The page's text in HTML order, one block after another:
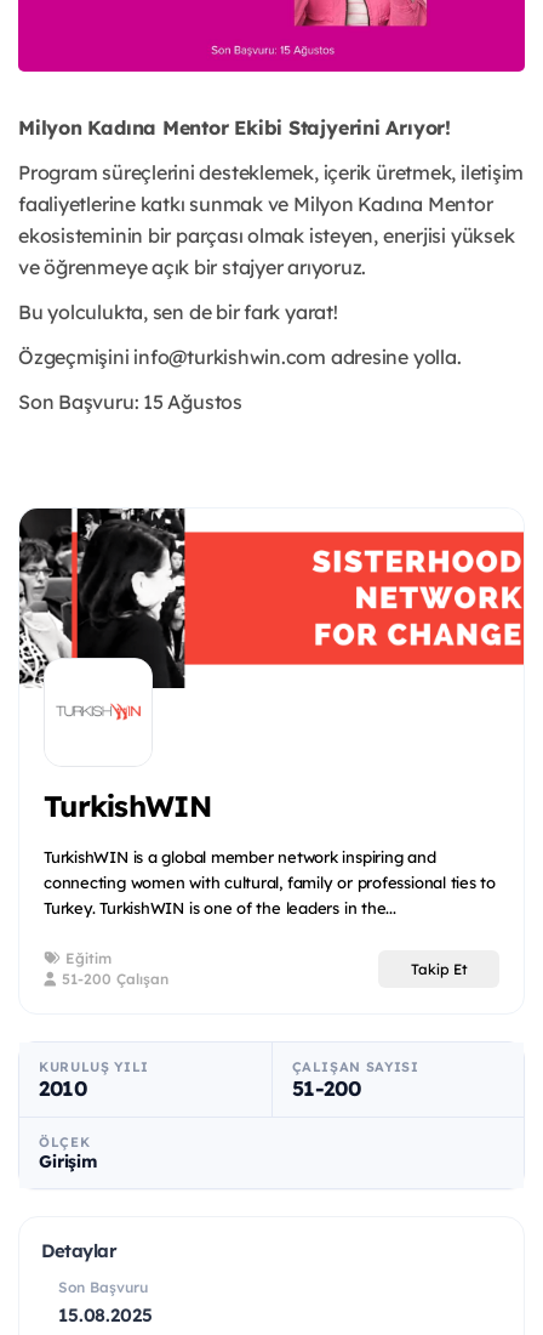
Milyon Kadına Mentor Ekibi Stajyerini Arıyor!
Program süreçlerini desteklemek, içerik üretmek, iletişim
faaliyetlerine katkı sunmak ve Milyon Kadına Mentor
ekosisteminin bir parçası olmak isteyen, enerjisi yüksek
ve öğrenmeye açık bir stajyer arıyoruz.
Bu yolculukta, sen de bir fark yarat!
Özgeçmişini info@turkishwin.com adresine yolla.
Son Başvuru: 15 Ağustos
TurkishWIN
TurkishWIN is a global member network inspiring and
connecting women with cultural, family or professional ties to
Turkey. TurkishWIN is one of the leaders in the...
Eğitim
51-200 Çalışan
Takip Et
KURULUŞ YILI
2010
ÇALIŞAN SAYISI
51-200
ÖLÇEK
Girişim
Detaylar
Son Başvuru
15.08.2025